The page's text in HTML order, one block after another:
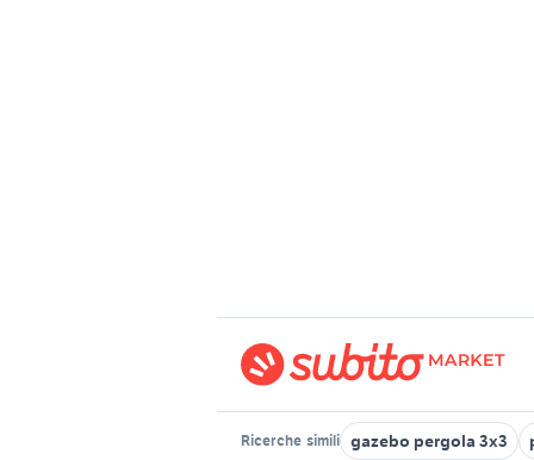
Ricerche simili gazebo pergola 3x3